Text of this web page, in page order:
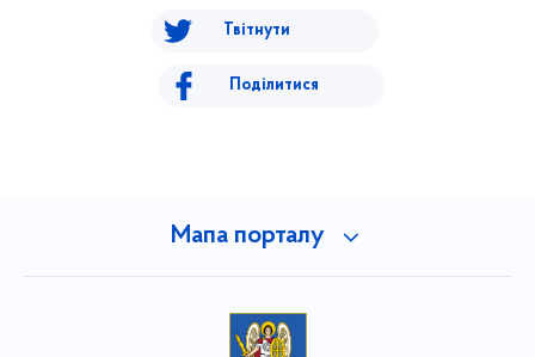
Твітнути
Поділитися
Мапа порталу